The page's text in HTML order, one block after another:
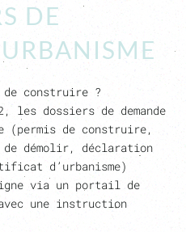
DE
de construire ?
dossiers de demande
(permis de construire,
de démolir, déclaration
d’urbanisme)
via un portail de
une instruction